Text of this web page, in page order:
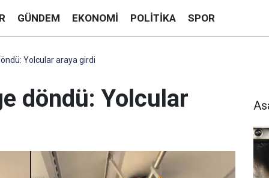
GÜNDEM EKONOMI POLITIKA SPOR
Yolcular araya girdi
döndü: Yolcular